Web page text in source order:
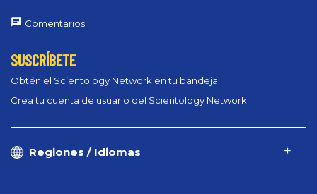
Comentarios
SUSCRÍBETE
Obtén el Scientology Network en tu bandeja
Crea tu cuenta de usuario del Scientology Network
Regiones / Idiomas